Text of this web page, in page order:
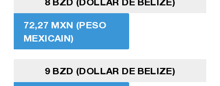
72,27 MXN (PESO
MEXICAIN)
9 BZD (DOLLAR DE BELIZE)